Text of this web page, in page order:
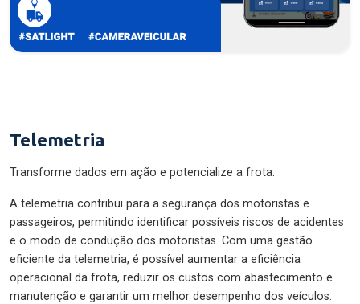
Telemetria
Transforme dados em ação e potencialize a frota.
A telemetria contribui para a segurança dos motoristas e
passageiros, permitindo identificar possíveis riscos de acidentes
e o modo de condução dos motoristas. Com uma gestão
eficiente da telemetria, é possível aumentar a eficiência
operacional da frota, reduzir os custos com abastecimento e
manutenção e garantir um melhor desempenho dos veículos.